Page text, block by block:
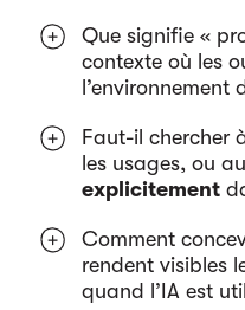
Que signifie «
contexte où les
l’environnement
Faut-il chercher
les usages, ou
explicitement
Comment
rendent visibles
quand l’IA est